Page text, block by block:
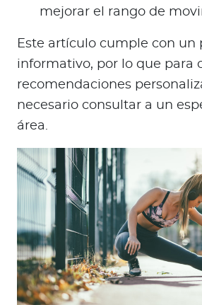
mejorar el rango de
Este artículo cumple con un
informativo, por lo que para
recomendaciones
necesario consultar a un
área.